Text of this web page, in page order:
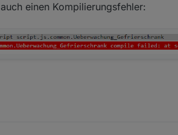
einen Kompilierungsfehler: